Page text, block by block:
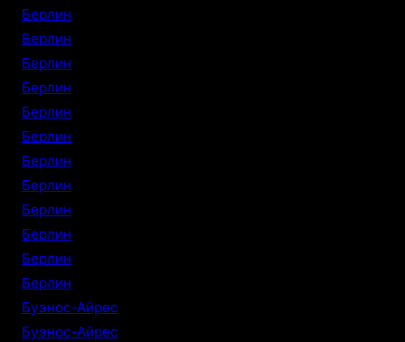
Берлин
Берлин
Берлин
Берлин
Берлин
Берлин
Берлин
Берлин
Берлин
Берлин
Берлин
Берлин
Буэнос-Айрес
Буэнос-Айрес